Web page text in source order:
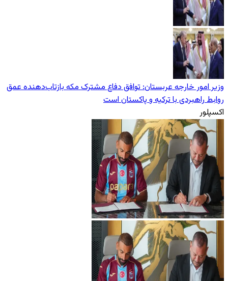
وزیر امور خارجه عربستان: توافق دفاع مشترک مکه بازتاب‌دهنده عمق
روابط راهبردی با ترکیه و پاکستان است
اکسپلور